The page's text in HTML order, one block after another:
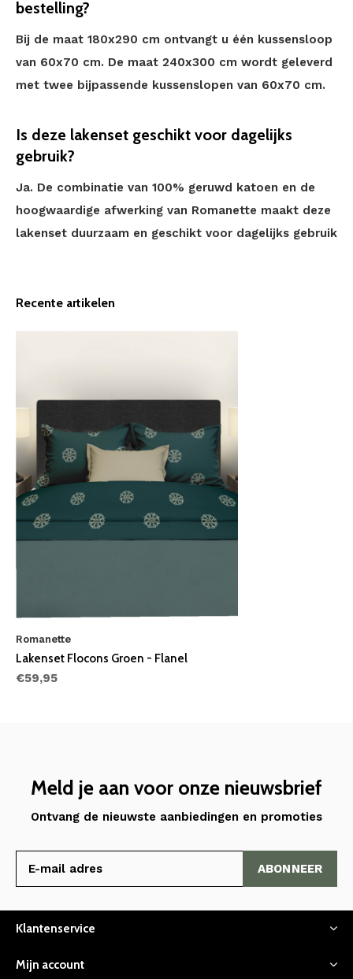
bestelling?
Bij de maat 180x290 cm ontvangt u één kussensloop
van 60x70 cm. De maat 240x300 cm wordt geleverd
met twee bijpassende kussenslopen van 60x70 cm.
Is deze lakenset geschikt voor dagelijks
gebruik?
Ja. De combinatie van 100% geruwd katoen en de
hoogwaardige afwerking van Romanette maakt deze
lakenset duurzaam en geschikt voor dagelijks gebruik
Recente artikelen
Romanette
Lakenset Flocons Groen - Flanel
€59,95
Meld je aan voor onze nieuwsbrief
Ontvang de nieuwste aanbiedingen en promoties
ABONNEER
Klantenservice
Mijn account